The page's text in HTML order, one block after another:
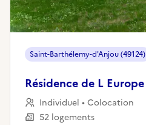
Résidence de L Europe
Individuel • Colocation
52 logements
Saint-Barthélemy-d'Anjou (49124)